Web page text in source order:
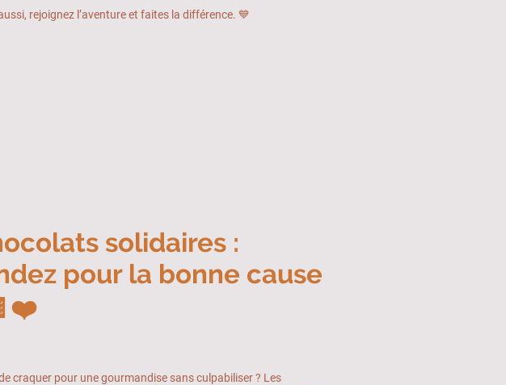
rejoignez l’aventure et faites la différence. 💙
solidaires :
pour la bonne cause
craquer pour une gourmandise sans culpabiliser ? Les